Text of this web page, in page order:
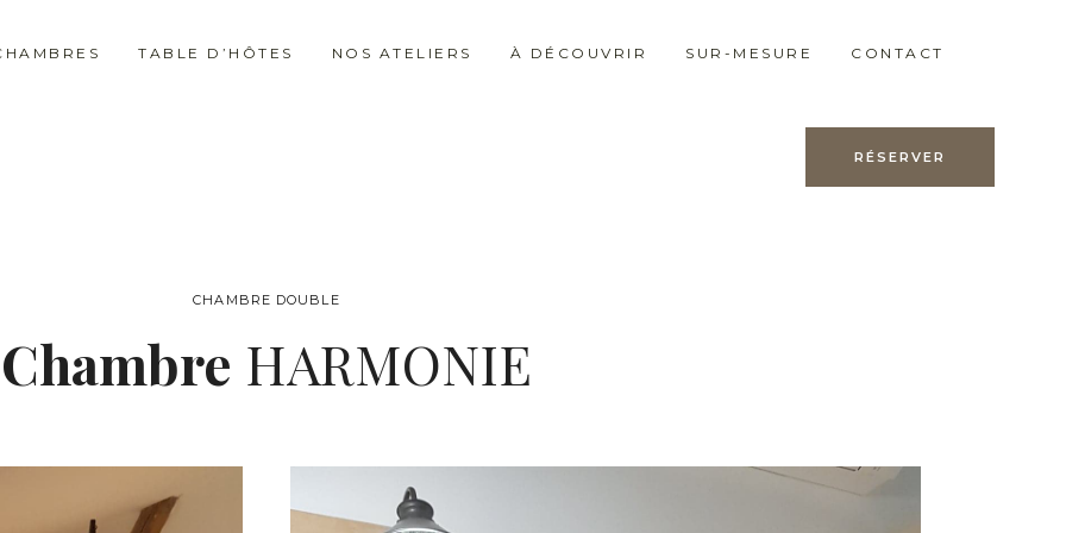
TABLE D’HÔTES NOS ATELIERS À DÉCOUVRIR SUR-MESURE CONTACT
RÉSERVER
CHAMBRE DOUBLE
Chambre HARMONIE